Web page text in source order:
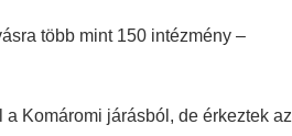
több mint 150 intézmény –
Komáromi járásból, de érkeztek az